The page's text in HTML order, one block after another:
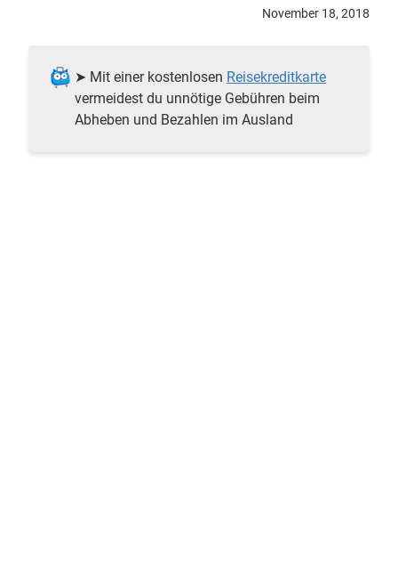
November 18, 2018
➤ Mit einer kostenlosen Reisekreditkarte
vermeidest du unnötige Gebühren beim
Abheben und Bezahlen im Ausland